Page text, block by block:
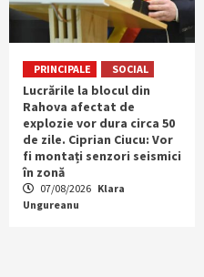
PRINCIPALE SOCIAL
Lucrările la blocul din
Rahova afectat de
explozie vor dura circa 50
de zile. Ciprian Ciucu: Vor
fi montați senzori seismici
în zonă
07/08/2026 Klara
Ungureanu